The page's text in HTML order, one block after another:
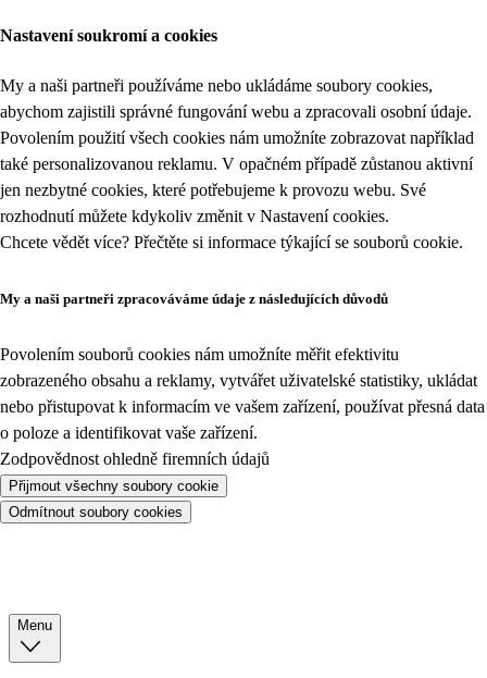
Nastavení soukromí a cookies
My a naši partneři používáme nebo ukládáme soubory cookies,
abychom zajistili správné fungování webu a zpracovali osobní údaje.
Povolením použití všech cookies nám umožníte zobrazovat například
také personalizovanou reklamu. V opačném případě zůstanou aktivní
jen nezbytné cookies, které potřebujeme k provozu webu. Své
rozhodnutí můžete kdykoliv změnit v Nastavení cookies.
Chcete vědět více? Přečtěte si informace týkající se souborů cookie.
My a naši partneři zpracováváme údaje z následujících důvodů
Povolením souborů cookies nám umožníte měřit efektivitu
zobrazeného obsahu a reklamy, vytvářet uživatelské statistiky, ukládat
nebo přistupovat k informacím ve vašem zařízení, používat přesná data
o poloze a identifikovat vaše zařízení.
Zodpovědnost ohledně firemních údajů
Přijmout všechny soubory cookie
Odmítnout soubory cookies
Menu